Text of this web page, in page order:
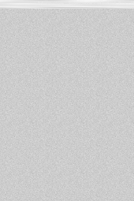
PowerBook